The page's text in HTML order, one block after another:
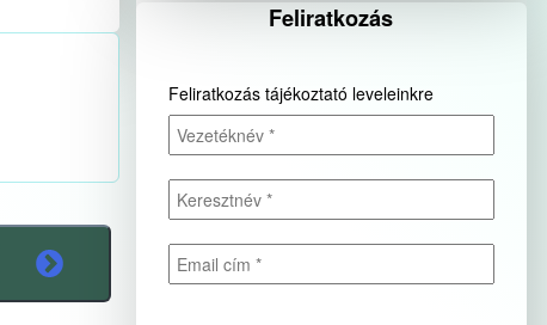
Feliratkozás
Feliratkozás tájékoztató leveleinkre